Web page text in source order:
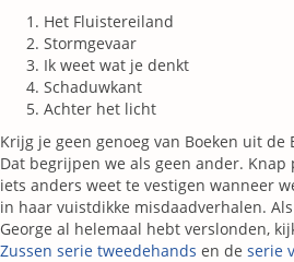
Het Fluistereiland
Stormgevaar
Ik weet wat je denkt
Schaduwkant
Achter het licht
Krijg je geen genoeg van Boeken uit de
Dat begrijpen we als geen ander.
iets anders weet te vestigen wanneer
in haar vuistdikke misdaadverhalen.
George al helemaal hebt verslonden,
Zussen serie tweedehands en de serie